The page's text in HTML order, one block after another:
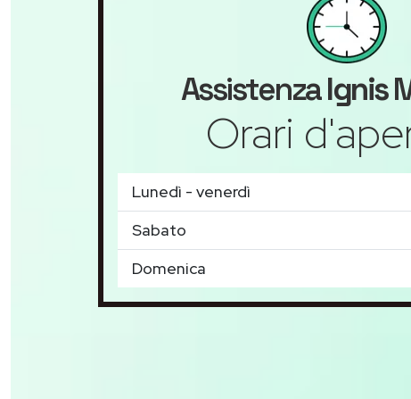
AssistenzaIgnis
Orari
Lunedì - venerdì
Sabato
Domenica